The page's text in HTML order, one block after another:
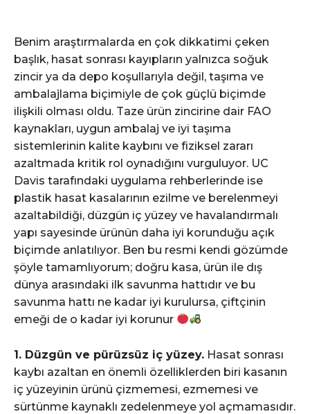
Benim araştırmalarda en çok dikkatimi çeken
başlık, hasat sonrası kayıpların yalnızca soğuk
zincir ya da depo koşullarıyla değil, taşıma ve
ambalajlama biçimiyle de çok güçlü biçimde
ilişkili olması oldu. Taze ürün zincirine dair FAO
kaynakları, uygun ambalaj ve iyi taşıma
sistemlerinin kalite kaybını ve fiziksel zararı
azaltmada kritik rol oynadığını vurguluyor. UC
Davis tarafındaki uygulama rehberlerinde ise
plastik hasat kasalarının ezilme ve berelenmeyi
azaltabildiği, düzgün iç yüzey ve havalandırmalı
yapı sayesinde ürünün daha iyi korunduğu açık
biçimde anlatılıyor. Ben bu resmi kendi gözümde
şöyle tamamlıyorum; doğru kasa, ürün ile dış
dünya arasındaki ilk savunma hattıdır ve bu
savunma hattı ne kadar iyi kurulursa, çiftçinin
emeği de o kadar iyi korunur
1. Düzgün ve pürüzsüz iç yüzey. Hasat sonrası
kaybı azaltan en önemli özelliklerden biri kasanın
iç yüzeyinin ürünü çizmemesi, ezmemesi ve
sürtünme kaynaklı zedelenmeye yol açmamasıdır.